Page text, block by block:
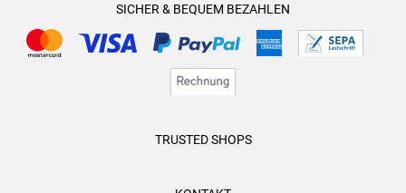
SICHER & BEQUEM BEZAHLEN
TRUSTED SHOPS